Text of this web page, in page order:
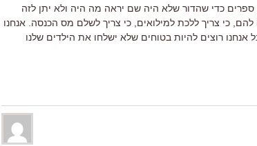
ספרים כדי שהדור שלא היה שם יראה מה היה ולא יתן לזה
כי צריך ללכת למילואים, כי צריך לשלם מס הכנסה. אנחנו
אנחנו רוצים להיות בטוחים שלא ישלחו את הילדים שלנו